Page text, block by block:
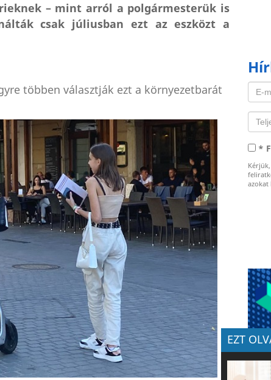
– mint arról a polgármesterük is
csak júliusban ezt az eszközt a
többen választják ezt a környezetbarát
*
azokat
EZT